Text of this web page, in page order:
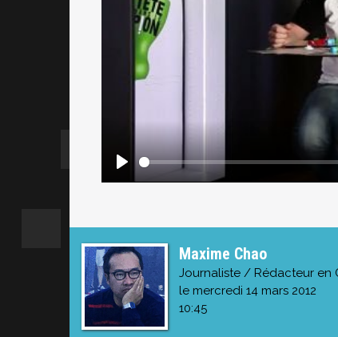
Maxime Chao
Journaliste / Rédacteur en
le mercredi 14 mars 2012
10:45